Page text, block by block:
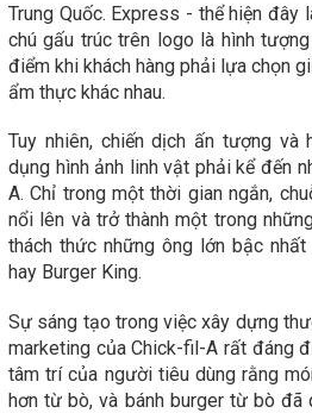
Trung Quốc. Express - thể hiện đây
chú gấu trúc trên logo là hình
điểm khi khách hàng phải lựa chọn
ẩm thực khác nhau.
Tuy nhiên, chiến dịch ấn tượng
dụng hình ảnh linh vật phải kể đến
A. Chỉ trong một thời gian ngắn,
nổi lên và trở thành một trong
thách thức những ông lớn bậc nhất
hay Burger King.
Sự sáng tạo trong việc xây dựng
marketing của Chick-fil-A rất đáng
tâm trí của người tiêu dùng rằng
hơn từ bò, và bánh burger từ bò đã